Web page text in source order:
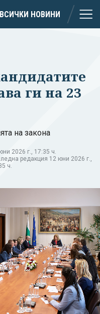
ВСИЧКИ НОВИНИ
ги на 23
на закона
2026 г., 17:35 ч.
редакция 12 юни 2026 г.,
ч.